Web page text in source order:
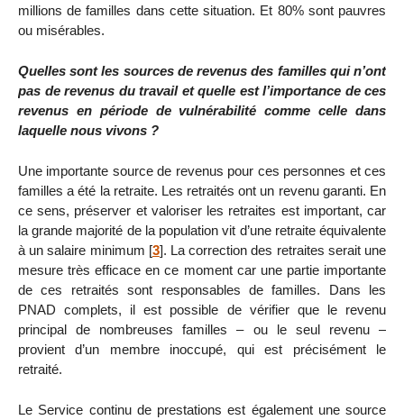
millions de familles dans cette situation. Et 80% sont pauvres
ou misérables.
Quelles sont les sources de revenus des familles qui n’ont
pas de revenus du travail et quelle est l’importance de ces
revenus en période de vulnérabilité comme celle dans
laquelle nous vivons ?
Une importante source de revenus pour ces personnes et ces
familles a été la retraite. Les retraités ont un revenu garanti. En
ce sens, préserver et valoriser les retraites est important, car
la grande majorité de la population vit d’une retraite équivalente
à un salaire minimum [3]. La correction des retraites serait une
mesure très efficace en ce moment car une partie importante
de ces retraités sont responsables de familles. Dans les
PNAD complets, il est possible de vérifier que le revenu
principal de nombreuses familles – ou le seul revenu –
provient d’un membre inoccupé, qui est précisément le
retraité.
Le Service continu de prestations est également une source